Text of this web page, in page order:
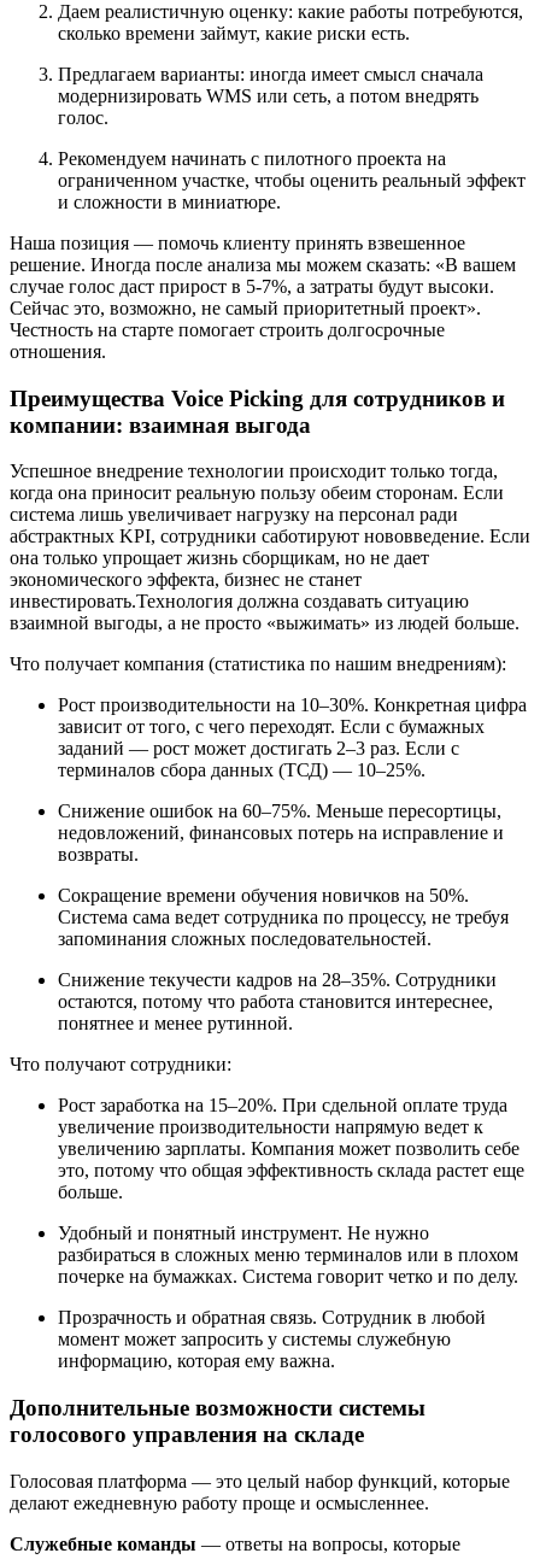
Даем реалистичную оценку: какие работы потребуются,
сколько времени займут, какие риски есть.
Предлагаем варианты: иногда имеет смысл сначала
модернизировать WMS или сеть, а потом внедрять
голос.
Рекомендуем начинать с пилотного проекта на
ограниченном участке, чтобы оценить реальный эффект
и сложности в миниатюре.
Наша позиция — помочь клиенту принять взвешенное
решение. Иногда после анализа мы можем сказать: «В вашем
случае голос даст прирост в 5-7%, а затраты будут высоки.
Сейчас это, возможно, не самый приоритетный проект».
Честность на старте помогает строить долгосрочные
отношения.
Преимущества Voice Picking для сотрудников и
компании: взаимная выгода
Успешное внедрение технологии происходит только тогда,
когда она приносит реальную пользу обеим сторонам. Если
система лишь увеличивает нагрузку на персонал ради
абстрактных KPI, сотрудники саботируют нововведение. Если
она только упрощает жизнь сборщикам, но не дает
экономического эффекта, бизнес не станет
инвестировать.Технология должна создавать ситуацию
взаимной выгоды, а не просто «выжимать» из людей больше.
Что получает компания (статистика по нашим внедрениям):
Рост производительности на 10–30%. Конкретная цифра
зависит от того, с чего переходят. Если с бумажных
заданий — рост может достигать 2–3 раз. Если с
терминалов сбора данных (ТСД) — 10–25%.
Снижение ошибок на 60–75%. Меньше пересортицы,
недовложений, финансовых потерь на исправление и
возвраты.
Сокращение времени обучения новичков на 50%.
Система сама ведет сотрудника по процессу, не требуя
запоминания сложных последовательностей.
Снижение текучести кадров на 28–35%. Сотрудники
остаются, потому что работа становится интереснее,
понятнее и менее рутинной.
Что получают сотрудники:
Рост заработка на 15–20%. При сдельной оплате труда
увеличение производительности напрямую ведет к
увеличению зарплаты. Компания может позволить себе
это, потому что общая эффективность склада растет еще
больше.
Удобный и понятный инструмент. Не нужно
разбираться в сложных меню терминалов или в плохом
почерке на бумажках. Система говорит четко и по делу.
Прозрачность и обратная связь. Сотрудник в любой
момент может запросить у системы служебную
информацию, которая ему важна.
Дополнительные возможности системы
голосового управления на складе
Голосовая платформа — это целый набор функций, которые
делают ежедневную работу проще и осмысленнее.
Служебные команды — ответы на вопросы, которые